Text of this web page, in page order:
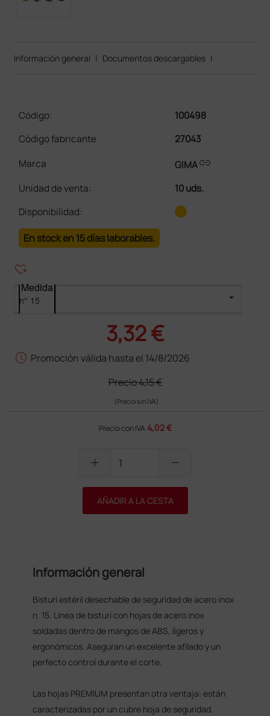
Información general | Documentos descargables |
Código:
100498
Código fabricante
27043
Marca
GIMAlink
Unidad de venta:
10 uds.
Disponibilidad:
En stock en 15 días laborables.
heart_plus
Medida
3,32 €
schedule Promoción válida hasta el 14/8/2026
Precio4,15 €
(Precio sin IVA)
Precio con IVA 4,02 €
add remove
AÑADIR A LA CESTA
Información general
Bisturí estéril desechable de seguridad de acero inox
n. 15. Línea de bisturí con hojas de acero inox
soldadas dentro de mangos de ABS, ligeros y
ergonómicos. Aseguran un excelente afilado y un
perfecto control durante el corte.
Las hojas PREMIUM presentan otra ventaja: están
caracterizadas por un cubre hoja de seguridad.